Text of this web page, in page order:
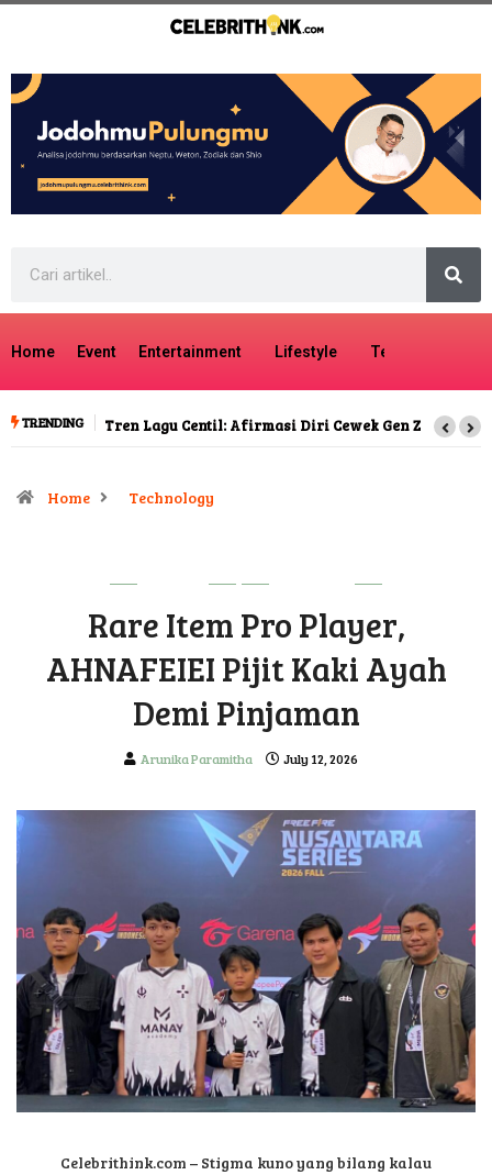
Home Event Entertainment Lifestyle Tech
TRENDING Tren Lagu Centil: Afirmasi Diri Cewek Gen Z
Home Technology
Rare Item Pro Player,
AHNAFEIEI Pijit Kaki Ayah
Demi Pinjaman
Arunika Paramitha July 12, 2026
Celebrithink.com – Stigma kuno yang bilang kalau